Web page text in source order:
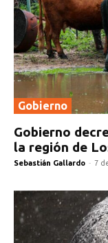
Gobierno
Gobierno
la región de
Sebastián Gallardo - 7